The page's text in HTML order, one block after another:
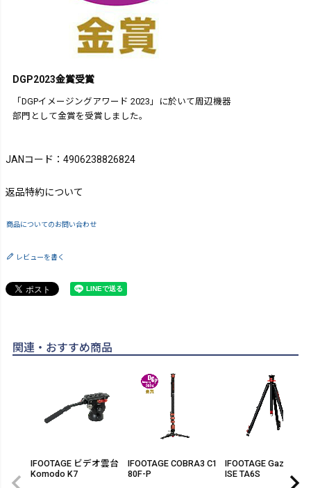
DGP2023金賞受賞
「DGPイメージングアワード 2023」に於いて周辺機器
部門として金賞を受賞しました。
JANコード：4906238826824
返品特約について
商品についてのお問い合わせ
レビューを書く
関連・おすすめ商品
IFOOTAGE ビデオ雲台
Komodo K7
IFOOTAGE COBRA3 C1
80F-P
IFOOTAGE Gazelle
ISE TA6S